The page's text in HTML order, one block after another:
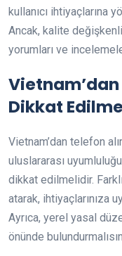
kullanıcı ihtiyaçlarına
Ancak, kalite
yorumları ve
Dikkat
Vietnam’dan telefon
uluslararası
dikkat edilmelidir.
atarak, ihtiyaçlarınıza
Ayrıca, yerel yasal
önünde